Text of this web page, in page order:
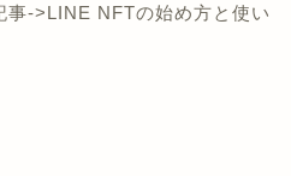
事->LINE NFTの始め方と使い